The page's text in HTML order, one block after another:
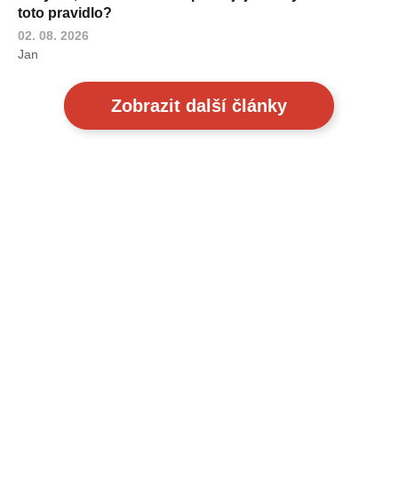
toto pravidlo?
02. 08. 2026
Jan
Zobrazit další články